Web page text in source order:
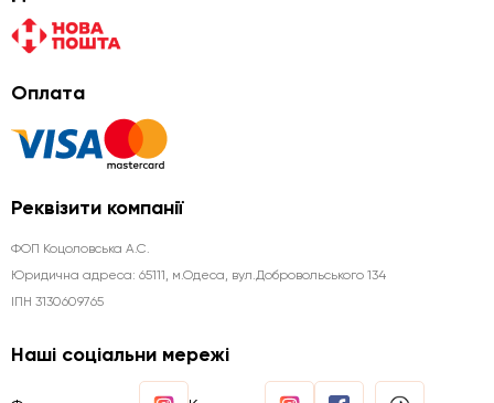
Оплата
Реквізити компанії
ФОП Коцоловська А.С.
Юридична aдреса: 65111, м.Одеса, вул.Добровольського 134
ІПН 3130609765
Наші соціальни мережі